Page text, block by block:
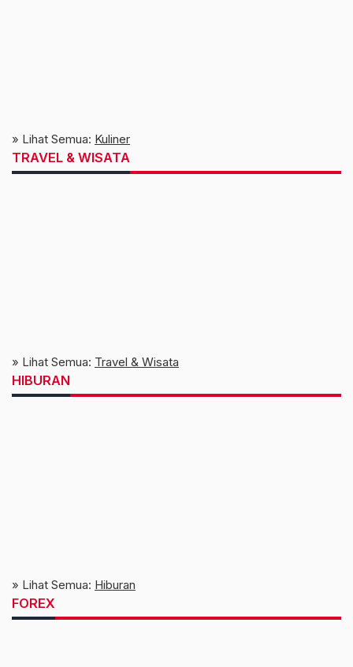
» Lihat Semua: Kuliner
TRAVEL & WISATA
» Lihat Semua: Travel & Wisata
HIBURAN
» Lihat Semua: Hiburan
FOREX